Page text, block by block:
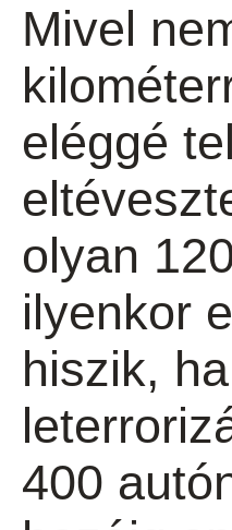
Mivel
eléggé
olyan
ilyenkor
hiszik,
400